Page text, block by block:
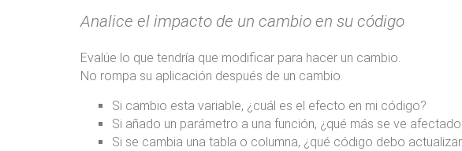
Analice el impacto de un cambio en su código
Evalúe lo que tendría que modificar para hacer un cambio.
No rompa su aplicación después de un cambio.
Si cambio esta variable, ¿cuál es el efecto en mi código?
Si añado un parámetro a una función, ¿qué más se ve
Si se cambia una tabla o columna, ¿qué código debo